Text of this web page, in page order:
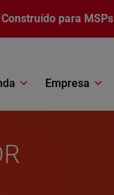
para MSPs
Empresa